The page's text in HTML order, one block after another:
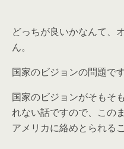
どっちが良いかなんて、
ん。
国家のビジョンの問題です
国家のビジョンがそもそ
れない話ですので、この
アメリカに絡めとられる